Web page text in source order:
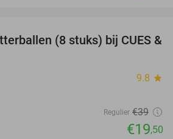
50%
(8 stuks) bij CUES &
9.8 star
Regulier €39
€19,50